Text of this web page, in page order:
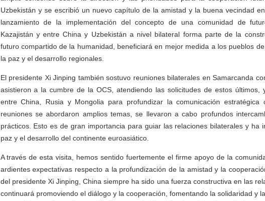
Uzbekistán y se escribió un nuevo capítulo de la amistad y la buena vecindad
lanzamiento de la implementación del concepto de una comunidad de
Kazajistán y entre China y Uzbekistán a nivel bilateral forma parte de la
futuro compartido de la humanidad, beneficiará en mejor medida a los pueblos
la paz y el desarrollo regionales.
El presidente Xi Jinping también sostuvo reuniones bilaterales en Samarcanda
asistieron a la cumbre de la OCS, atendiendo las solicitudes de estos últimos,
entre China, Rusia y Mongolia para profundizar la comunicación
reuniones se abordaron amplios temas, se llevaron a cabo profundos
prácticos. Esto es de gran importancia para guiar las relaciones bilaterales y ha
paz y el desarrollo del continente euroasiático.
A través de esta visita, hemos sentido fuertemente el firme apoyo de la
ardientes expectativas respecto a la profundización de la amistad y la
del presidente Xi Jinping, China siempre ha sido una fuerza constructiva en las
continuará promoviendo el diálogo y la cooperación, fomentando la solidaridad y